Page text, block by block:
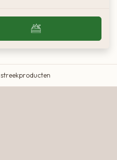
runderen
streekproducten